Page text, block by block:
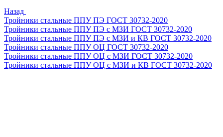
Назад
Тройники стальные ППУ ПЭ ГОСТ 30732-2020
Тройники стальные ППУ ПЭ с МЗИ ГОСТ 30732-2020
Тройники стальные ППУ ПЭ с МЗИ и КВ ГОСТ 30732-2020
Тройники стальные ППУ ОЦ ГОСТ 30732-2020
Тройники стальные ППУ ОЦ с МЗИ ГОСТ 30732-2020
Тройники стальные ППУ ОЦ с МЗИ и КВ ГОСТ 30732-2020